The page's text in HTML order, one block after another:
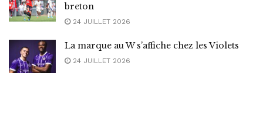
breton
24 JUILLET 2026
La marque au W s’affiche chez les Violets
24 JUILLET 2026